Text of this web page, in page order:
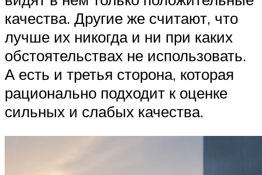
качества. Другие же считают, что
лучше их никогда и ни при каких
обстоятельствах не использовать.
А есть и третья сторона, которая
рационально подходит к оценке
сильных и слабых качества.